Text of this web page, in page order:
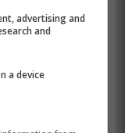
advertising and
and
a device